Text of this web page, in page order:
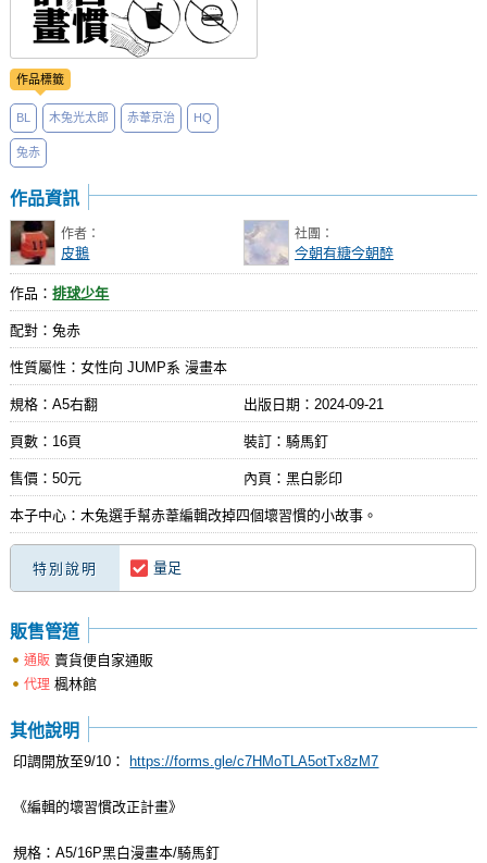
作品標籤
BL 木兔光太郎 赤葦京治 HQ
兔赤
作品資訊
作者：
皮鵝
社團：
今朝有糖今朝醉
作品：排球少年
配對：兔赤
性質屬性：女性向 JUMP系 漫畫本
規格：A5右翻 出版日期： 2024-09-21
頁數：16頁 裝訂：騎馬釘
售價：50元 內頁：黑白影印
本子中心：木兔選手幫赤葦編輯改掉四個壞習慣的小故事。
特別說明 量足
販售管道
通販 賣貨便自家通販
代理 楓林館
其他說明
印調開放至9/10： https://forms.gle/c7HMoTLA5otTx8zM7
《編輯的壞習慣改正計畫》
規格：A5/16P黑白漫畫本/騎馬釘